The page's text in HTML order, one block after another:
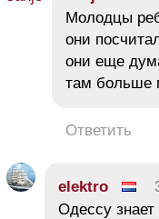
Молодцы
они
они еще
там больше
Ответить
elektro
Одессу